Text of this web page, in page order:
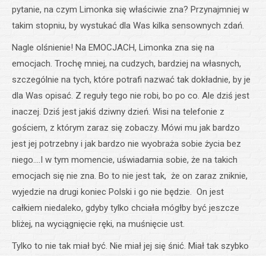
pytanie, na czym Limonka się właściwie zna? Przynajmniej w
takim stopniu, by wystukać dla Was kilka sensownych zdań.
Nagle olśnienie! Na EMOCJACH, Limonka zna się na
emocjach. Trochę mniej, na cudzych, bardziej na własnych,
szczególnie na tych, które potrafi nazwać tak dokładnie, by je
dla Was opisać. Z reguły tego nie robi, bo po co. Ale dziś jest
inaczej. Dziś jest jakiś dziwny dzień. Wisi na telefonie z
gościem, z którym zaraz się zobaczy. Mówi mu jak bardzo
jest jej potrzebny i jak bardzo nie wyobraża sobie życia bez
niego….I w tym momencie, uświadamia sobie, że na takich
emocjach się nie zna. Bo to nie jest tak, że on zaraz zniknie,
wyjedzie na drugi koniec Polski i go nie będzie. On jest
całkiem niedaleko, gdyby tylko chciała mógłby być jeszcze
bliżej, na wyciągnięcie ręki, na muśnięcie ust.
Tylko to nie tak miał być. Nie miał jej się śnić. Miał tak szybko